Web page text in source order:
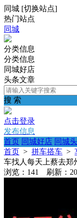
同城 [切换站点]
热门站点
同城
分类信息
分类信息
同城好店
头条文章
搜 索
点击登录
发布信息
首页 同城好店 同城
首页 > 拼车搭车 >
车找人每天上蔡去郑
浏览：141 刷新：